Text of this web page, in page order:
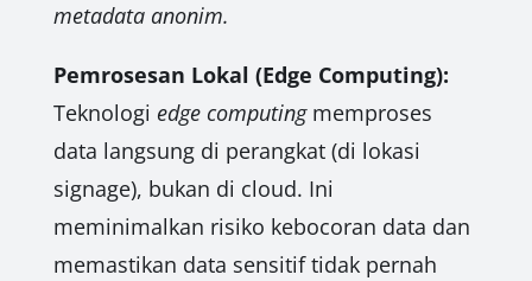
metadata anonim.
Pemrosesan Lokal (Edge Computing):
Teknologi edge computingmemproses
data langsung di perangkat (di lokasi
signage), bukan di cloud. Ini
meminimalkan risiko kebocoran data dan
memastikan data sensitif tidak pernah